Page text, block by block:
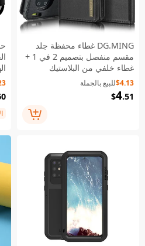
DG.MING غطاء محفظة جلد
مقسم منفصل بتصميم 2 في 1 +
غطاء خلفي من البلاستيك
برو - أسود
$4.13للبيع بالجملة
$4.51